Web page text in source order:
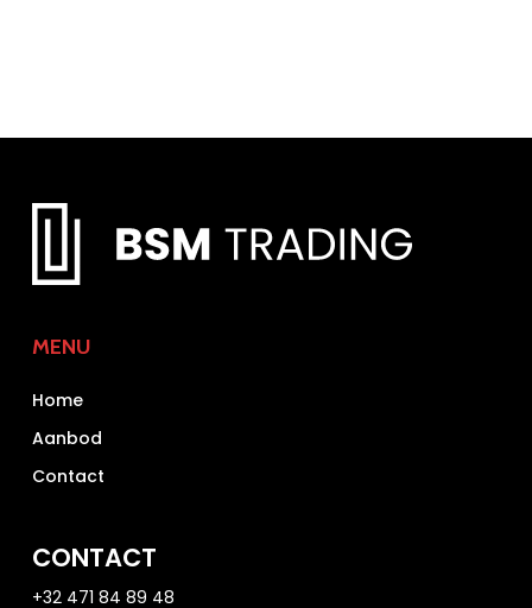
MENU
Home
Aanbod
Contact
CONTACT
+32 471 84 89 48